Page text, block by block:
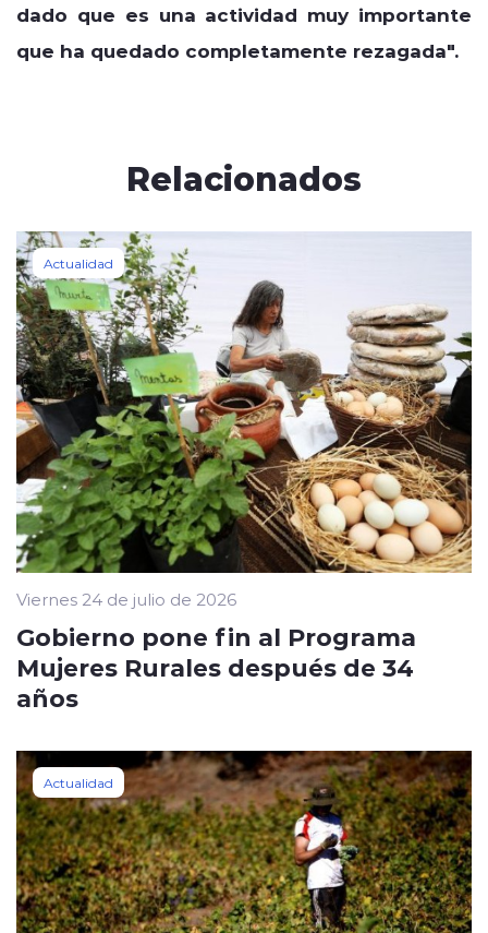
dado que es una actividad muy importante
que ha quedado completamente rezagada".
Relacionados
Actualidad
Viernes 24 de julio de 2026
Gobierno pone fin al Programa
Mujeres Rurales después de 34
años
Actualidad